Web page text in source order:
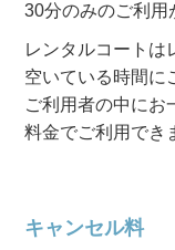
30分のみのご利用
レンタルコートは
空いている時間に
ご利用者の中にお
料金でご利用でき
キャンセル料